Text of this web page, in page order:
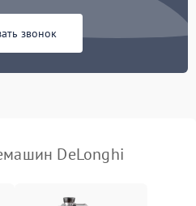
звонок
DeLonghi